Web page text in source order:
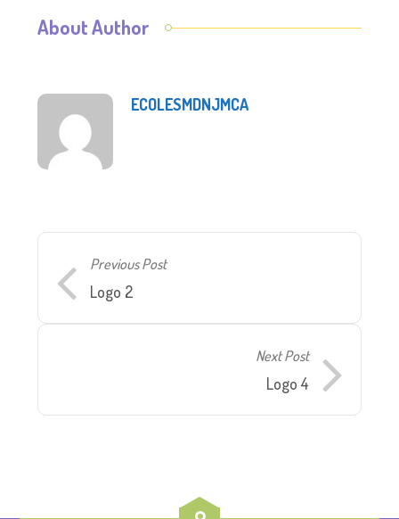
About Author
ECOLESMDNJMCA
Previous Post
Logo 2
Next Post
Logo 4